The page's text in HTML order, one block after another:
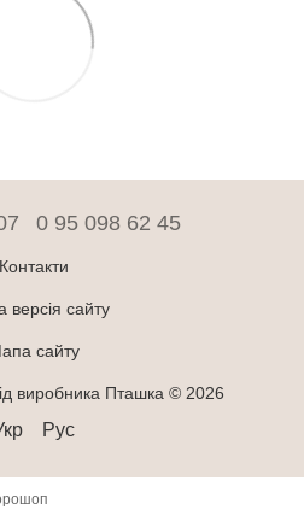
0 95 098 62 45
Контакти
версія сайту
сайту
виробника Пташка © 2026
Рус